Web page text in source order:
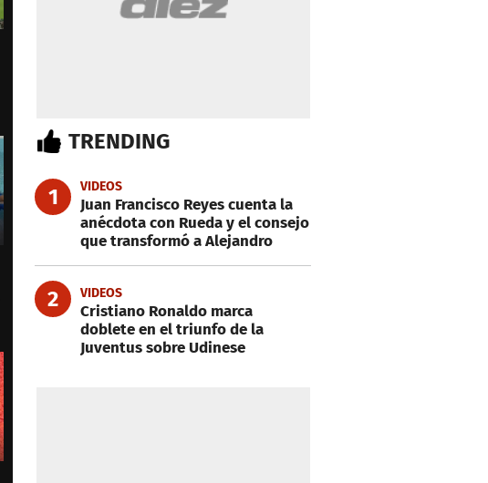
TRENDING
1 VIDEOS
Juan Francisco Reyes cuenta la
anécdota con Rueda y el consejo
que transformó a Alejandro
2 VIDEOS
Cristiano Ronaldo marca
doblete en el triunfo de la
Juventus sobre Udinese